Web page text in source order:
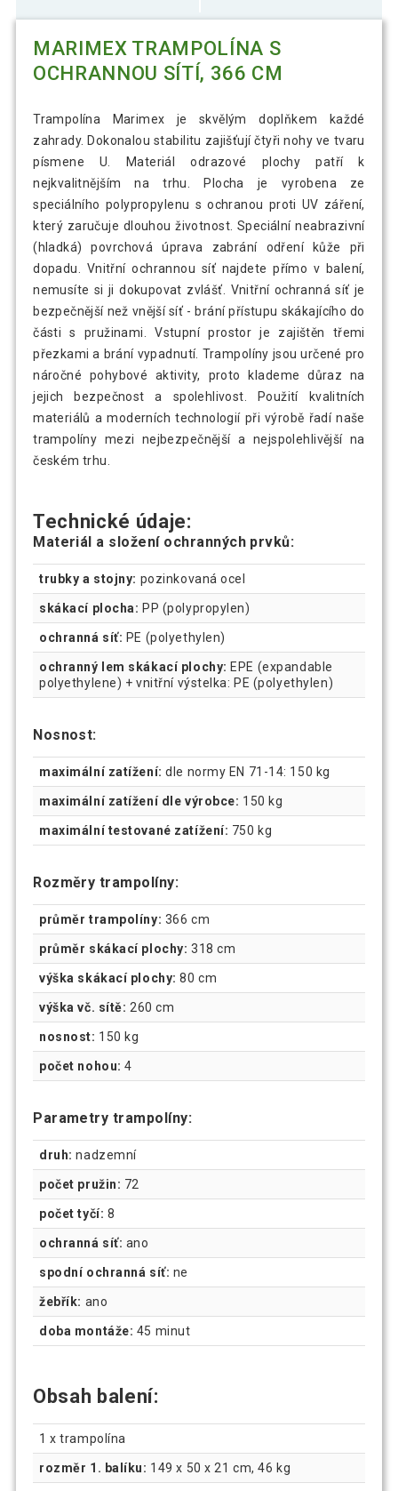
MARIMEX TRAMPOLÍNA S
OCHRANNOU SÍTÍ, 366 CM
Trampolína Marimex je skvělým doplňkem každé
zahrady. Dokonalou stabilitu zajišťují čtyři nohy ve tvaru
písmene U. Materiál odrazové plochy patří k
nejkvalitnějším na trhu. Plocha je vyrobena ze
speciálního polypropylenu s ochranou proti UV záření,
který zaručuje dlouhou životnost. Speciální neabrazivní
(hladká) povrchová úprava zabrání odření kůže při
dopadu. Vnitřní ochrannou síť najdete přímo v balení,
nemusíte si ji dokupovat zvlášť. Vnitřní ochranná síť je
bezpečnější než vnější síť - brání přístupu skákajícího do
části s pružinami. Vstupní prostor je zajištěn třemi
přezkami a brání vypadnutí. Trampolíny jsou určené pro
náročné pohybové aktivity, proto klademe důraz na
jejich bezpečnost a spolehlivost. Použití kvalitních
materiálů a moderních technologií při výrobě řadí naše
trampolíny mezi nejbezpečnější a nejspolehlivější na
českém trhu.
Technické údaje:
Materiál a složení ochranných prvků:
trubky a stojny: pozinkovaná ocel
skákací plocha: PP (polypropylen)
ochranná síť: PE (polyethylen)
ochranný lem skákací plochy: EPE (expandable
polyethylene) + vnitřní výstelka: PE (polyethylen)
Nosnost:
maximální zatížení: dle normy EN 71-14: 150 kg
maximální zatížení dle výrobce: 150 kg
maximální testované zatížení: 750 kg
Rozměry trampolíny:
průměr trampolíny: 366 cm
průměr skákací plochy: 318 cm
výška skákací plochy: 80 cm
výška vč. sítě: 260 cm
nosnost: 150 kg
počet nohou: 4
Parametry trampolíny:
druh: nadzemní
počet pružin: 72
počet tyčí: 8
ochranná síť: ano
spodní ochranná síť: ne
žebřík: ano
doba montáže: 45 minut
Obsah balení:
1 x trampolína
rozměr 1. balíku: 149 x 50 x 21 cm, 46 kg